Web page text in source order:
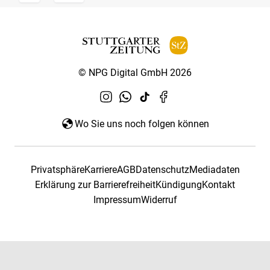
© NPG Digital GmbH 2026
Wo Sie uns noch folgen können
PrivatsphäreKarriereAGBDatenschutzMediadaten
Erklärung zur BarrierefreiheitKündigungKontakt
ImpressumWiderruf